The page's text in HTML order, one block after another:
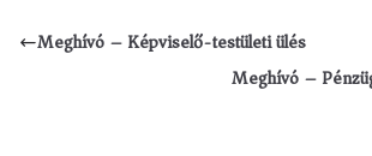
Meghívó – Képviselő-testületi ülés
Meghívó –